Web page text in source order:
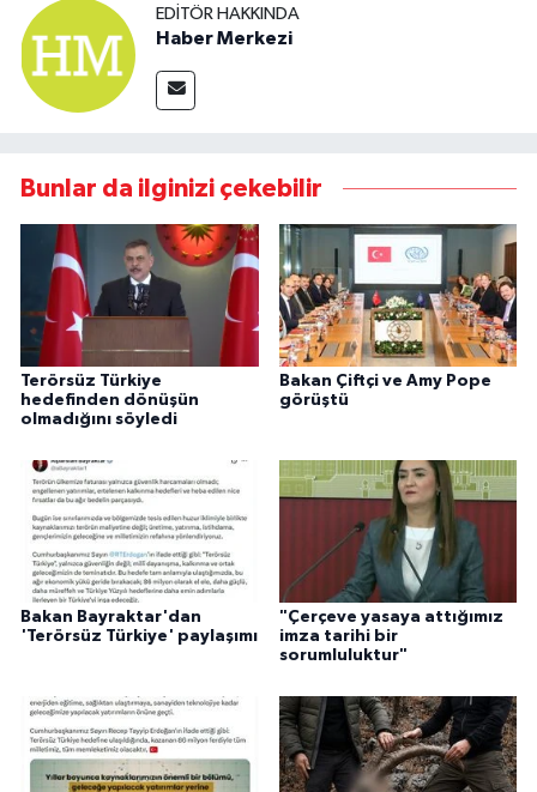
EDITÖR HAKKINDA
Haber Merkezi
Bunlar da ilginizi çekebilir
Terörsüz Türkiye
hedefinden dönüşün
olmadığını söyledi
Bakan Çiftçi ve Amy Pope
görüştü
Bakan Bayraktar'dan
'Terörsüz Türkiye' paylaşımı
"Çerçeve yasaya attığımız
imza tarihi bir
sorumluluktur"